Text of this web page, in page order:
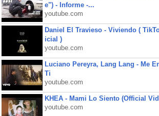
e") - Informe -...
youtube.com
Daniel El Travieso - Viviendo (
icial )
youtube.com
Luciano Pereyra, Lang Lang - Me
Ti
youtube.com
KHEA - Mami Lo Siento (Official
youtube.com